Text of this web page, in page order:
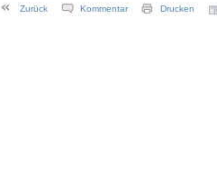
Zurück Kommentar Drucken